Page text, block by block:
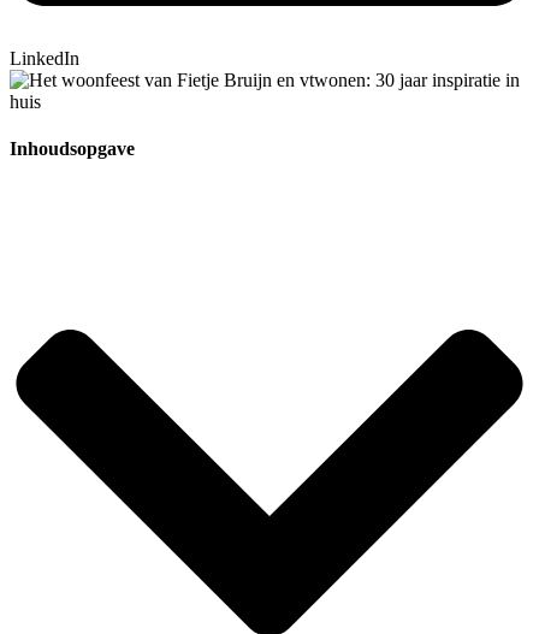
LinkedIn
Inhoudsopgave